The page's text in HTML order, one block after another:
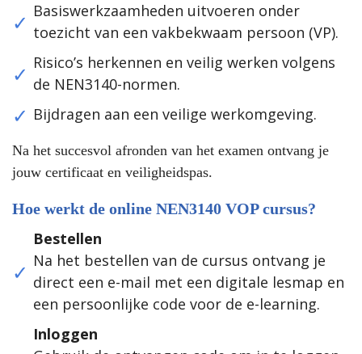
Basiswerkzaamheden uitvoeren onder
toezicht van een vakbekwaam persoon (VP).
Risico’s herkennen en veilig werken volgens
de NEN3140-normen.
Bijdragen aan een veilige werkomgeving.
Na het succesvol afronden van het examen ontvang je
jouw certificaat en veiligheidspas.
Hoe werkt de online NEN3140 VOP cursus?
Bestellen
Na het bestellen van de cursus ontvang je
direct een e-mail met een digitale lesmap en
een persoonlijke code voor de e-learning.
Inloggen